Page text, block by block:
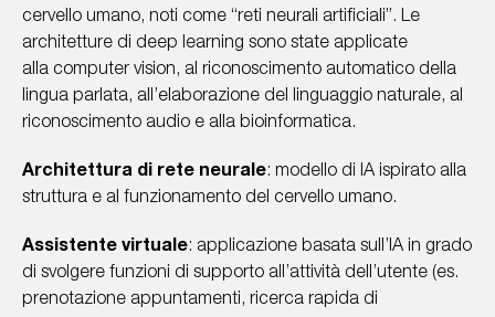
cervello umano, noti come “reti neurali artificiali”. Le
architetture di deep learning sono state applicate
alla computer vision, al riconoscimento automatico della
lingua parlata, all’elaborazione del linguaggio naturale, al
riconoscimento audio e alla bioinformatica.
Architettura di rete neurale: modello di IA ispirato alla
struttura e al funzionamento del cervello umano.
Assistente virtuale: applicazione basata sull’IA in grado
di svolgere funzioni di supporto all’attività dell’utente (es.
prenotazione appuntamenti, ricerca rapida di